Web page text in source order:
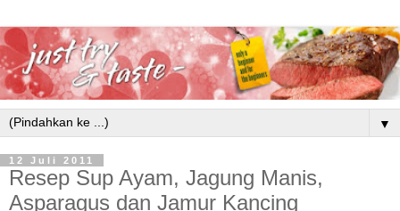
▼
12 Juli 2011
Resep Sup Ayam, Jagung Manis,
Asparagus dan Jamur Kancing